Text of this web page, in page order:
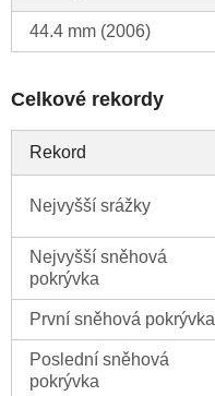
44.4 mm (2006)
Celkové rekordy
Rekord
Nejvyšší srážky
Nejvyšší sněhová
pokrývka
První sněhová pokrývka
Poslední sněhová
pokrývka